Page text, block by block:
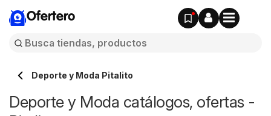
Ofertero
Deporte y Moda Pitalito
Deporte y Moda catálogos, ofertas -